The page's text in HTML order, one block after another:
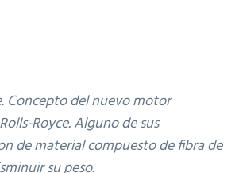
Concepto del nuevo motor
Royce. Alguno de sus
de material compuesto de fibra de